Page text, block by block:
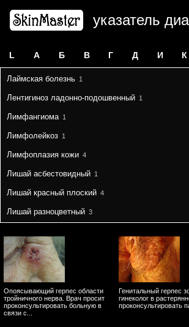
указатель
L А Б В Г Д И К
Лаймская болезнь1
Лентигиноз ладонно-подошвенный1
Лимфангиома1
Лимфолейкоз1
Лимфоплазия кожи4
Лишай асбестовидный1
Лишай красный плоский4
Лишай разноцветный3
Опоясывающий герпес области
тройничного нерва. Врач просит
проконсультировать больную в
связи с...
Генитальный герпес
гинеколог в
проконсультировать